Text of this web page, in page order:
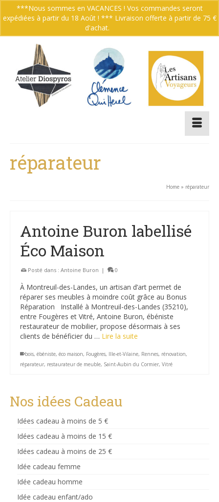
Votre panier 0.00€
réparateur
Home » réparateur
Antoine Buron labellisé
Éco Maison
Posté dans : Antoine Buron | 0
À Montreuil-des-Landes, un artisan d’art permet de
réparer ses meubles à moindre coût grâce au Bonus
Réparation Installé à Montreuil-des-Landes (35210),
entre Fougères et Vitré, Antoine Buron, ébéniste
restaurateur de mobilier, propose désormais à ses
clients de bénéficier du … Lire la suite
bois, ébéniste, éco maison, Fougères, Ille-et-Vilaine, Rennes, rénovation,
réparateur, restaurateur de meuble, Saint-Aubin du Cormier, Vitré
Nos idées Cadeau
Idées cadeau à moins de 5 €
Idées cadeau à moins de 15 €
Idées cadeau à moins de 25 €
Idée cadeau femme
Idée cadeau homme
Idée cadeau enfant/ado
***Nous sommes en VACANCES ! Vos commandes seront
expédiées à partir du 18 Août ! *** Livraison offerte à partir de 75 €
d'achat.